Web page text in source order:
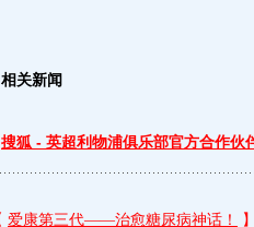
相关新闻
搜狐 - 英超利物浦俱乐部官方合作伙